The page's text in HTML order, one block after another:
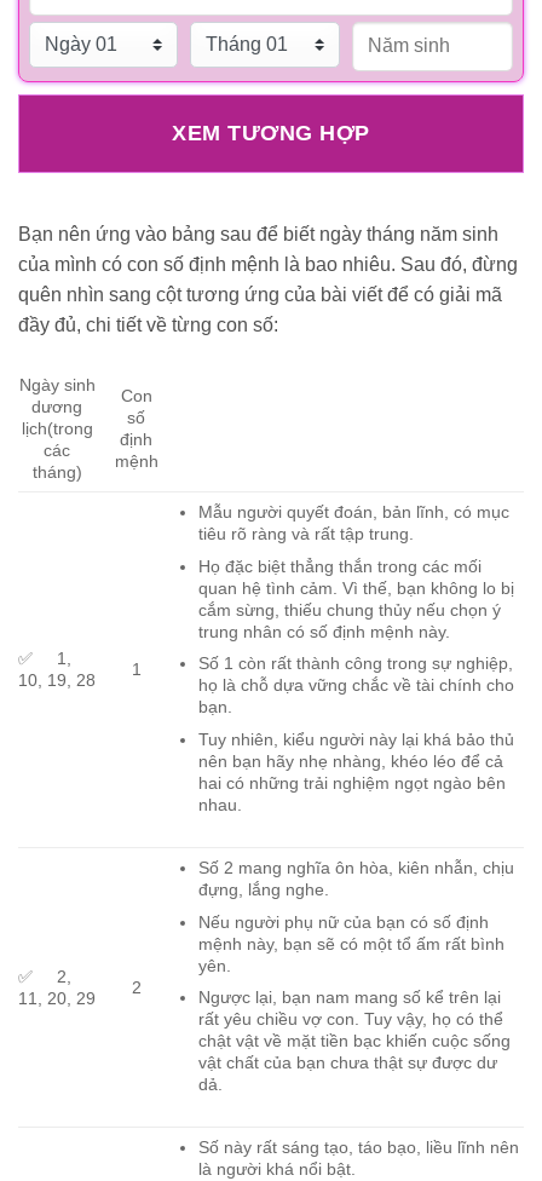
XEM TƯƠNG HỢP
Bạn nên ứng vào bảng sau để biết ngày tháng năm sinh
của mình có con số định mệnh là bao nhiêu. Sau đó, đừng
quên nhìn sang cột tương ứng của bài viết để có giải mã
đầy đủ, chi tiết về từng con số:
Ngày sinh
dương
lịch(trong
các
tháng)
Con
số
định
mệnh
✅ 1,
10, 19, 28
1
Mẫu người quyết đoán, bản lĩnh, có mục
tiêu rõ ràng và rất tập trung.
Họ đặc biệt thẳng thắn trong các mối
quan hệ tình cảm. Vì thế, bạn không lo bị
cắm sừng, thiếu chung thủy nếu chọn ý
trung nhân có số định mệnh này.
Số 1 còn rất thành công trong sự nghiệp,
họ là chỗ dựa vững chắc về tài chính cho
bạn.
Tuy nhiên, kiểu người này lại khá bảo thủ
nên bạn hãy nhẹ nhàng, khéo léo để cả
hai có những trải nghiệm ngọt ngào bên
nhau.
✅ 2,
11, 20, 29
2
Số 2 mang nghĩa ôn hòa, kiên nhẫn, chịu
đựng, lắng nghe.
Nếu người phụ nữ của bạn có số định
mệnh này, bạn sẽ có một tổ ấm rất bình
yên.
Ngược lại, bạn nam mang số kể trên lại
rất yêu chiều vợ con. Tuy vậy, họ có thể
chật vật về mặt tiền bạc khiến cuộc sống
vật chất của bạn chưa thật sự được dư
dả.
Số này rất sáng tạo, táo bạo, liều lĩnh nên
là người khá nổi bật.